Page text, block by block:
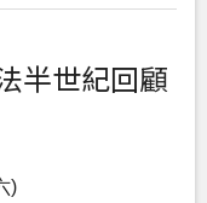
半世紀回顧
)